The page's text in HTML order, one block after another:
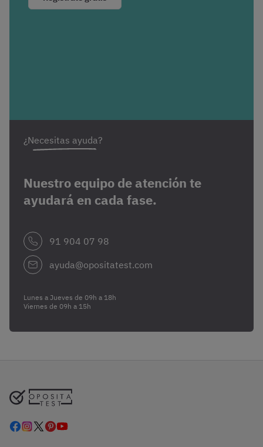
¿Necesitas ayuda?
Nuestro equipo de atención te
ayudará en cada fase.
91 904 07 98
ayuda@opositatest.com
Lunes a Jueves de 09h a 18h
Viernes de 09h a 15h